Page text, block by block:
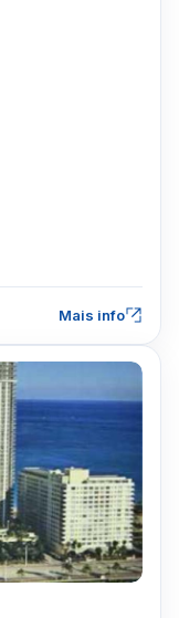
Mais info